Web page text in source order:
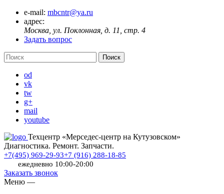
e-mail: mbcntr@ya.ru
адрес:
Москва, ул. Поклонная, д. 11, стр. 4
Задать вопрос
od
vk
tw
g+
mail
youtube
Техцентр «Мерседес-центр на Кутузовском»
Диагностика. Ремонт. Запчасти.
+7(495) 969-29-93+7 (916) 288-18-85
ежедневно 10:00-20:00
Заказать звонок
Меню —